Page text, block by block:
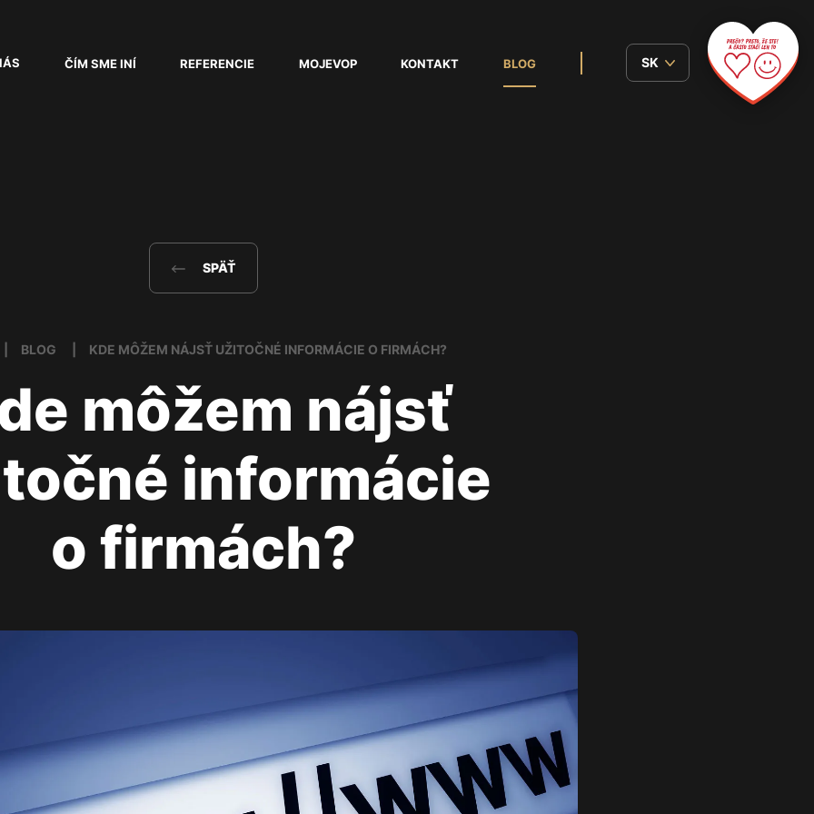
ČÍM SME INÍ REFERENCIE MOJEVOP KONTAKT BLOG
SPÄŤ
BLOG KDE MÔŽEM NÁJSŤ UŽITOČNÉ INFORMÁCIE O FIRMÁCH?
môžem nájsť
informácie
o firmách?